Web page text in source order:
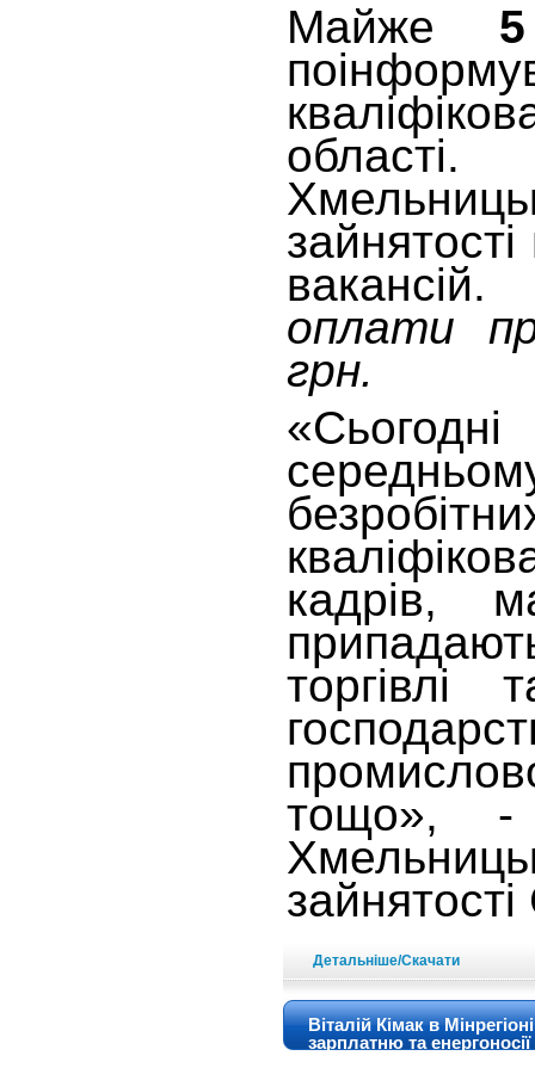
Майже 5
оплати
грн.
кадрів,
торгівлі
тощо», -
Детальніше/Скачати
Віталій Кімак в
зарплатню та енергоносії